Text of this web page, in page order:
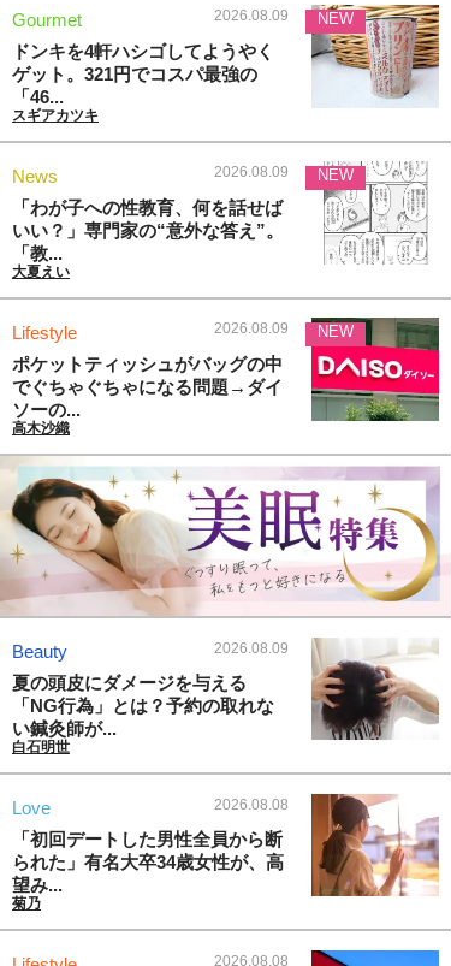
Gourmet 2026.08.09
ドンキを4軒ハシゴしてようやく
ゲット。321円でコスパ最強の
「46...
スギアカツキ
NEW
News 2026.08.09
「わが子への性教育、何を話せば
いい？」専門家の“意外な答え”。
「教...
大夏えい
NEW
Lifestyle 2026.08.09
ポケットティッシュがバッグの中
でぐちゃぐちゃになる問題→ダイ
ソーの...
高木沙織
NEW
Beauty 2026.08.09
夏の頭皮にダメージを与える
「NG行為」とは？予約の取れな
い鍼灸師が...
白石明世
Love 2026.08.08
「初回デートした男性全員から断
られた」有名大卒34歳女性が、高
望み...
菊乃
2026.08.08